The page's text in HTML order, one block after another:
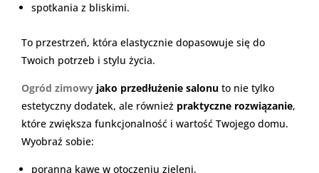
spotkania z bliskimi.
To przestrzeń, która elastycznie dopasowuje się do
Twoich potrzeb i stylu życia.
Ogród zimowy jako przedłużenie salonu to nie tylko
estetyczny dodatek, ale również praktyczne rozwiązanie,
które zwiększa funkcjonalność i wartość Twojego domu.
Wyobraź sobie:
poranną kawę w otoczeniu zieleni,